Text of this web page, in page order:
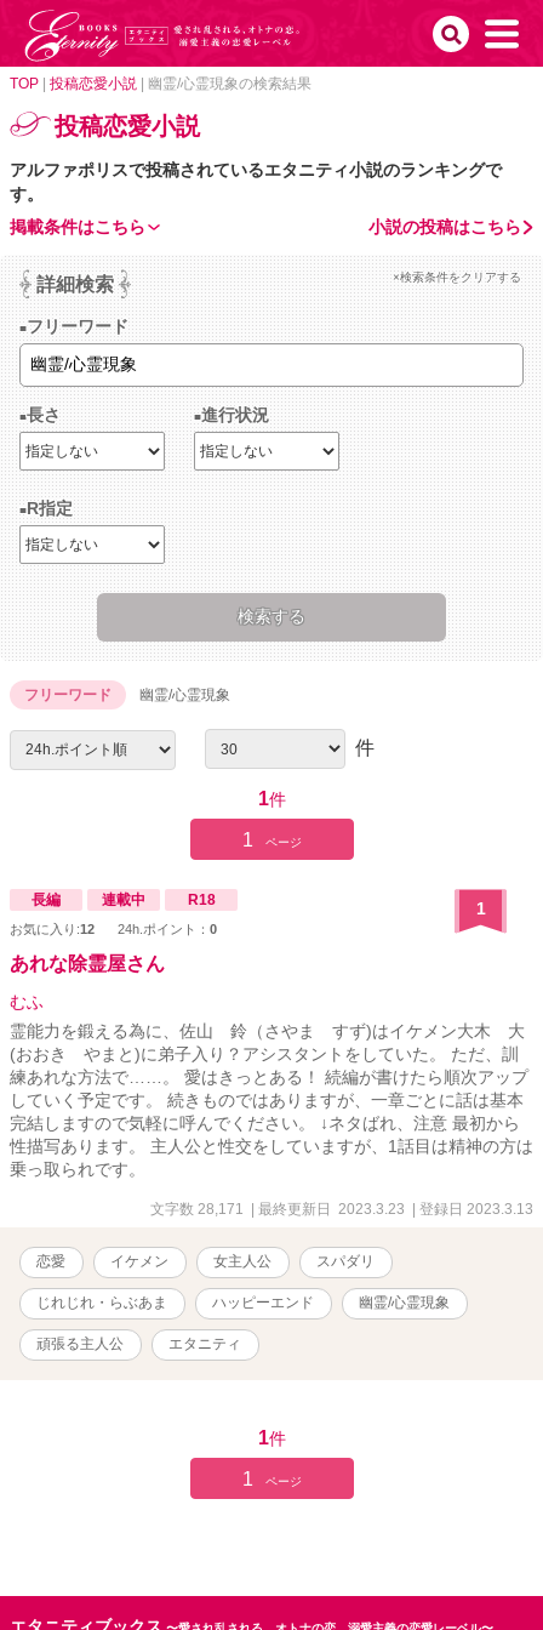
TOP 投稿恋愛小説 幽霊/心霊現象の検索結果
投稿恋愛小説
アルファポリスで投稿されているエタニティ小説のランキングで
す。
小説の投稿はこちら
掲載条件はこちら
詳細検索 ×検索条件をクリアする
フリーワード
長さ 進行状況
R指定
フリーワード 幽霊/心霊現象
件
1件
1 ページ
長編 連載中 R18
お気に入り:12 24h.ポイント： 0
1
あれな除霊屋さん
むふ
霊能力を鍛える為に、佐山 鈴（さやま すず)はイケメン大木 大
(おおき やまと)に弟子入り？アシスタントをしていた。 ただ、訓
練あれな方法で……。 愛はきっとある！ 続編が書けたら順次アップ
していく予定です。 続きものではありますが、一章ごとに話は基本
完結しますので気軽に呼んでください。 ↓ネタばれ、注意 最初から
性描写あります。 主人公と性交をしていますが、1話目は精神の方は
乗っ取られです。
文字数 28,171 | 最終更新日 2023.3.23 | 登録日 2023.3.13
恋愛 イケメン 女主人公 スパダリ
じれじれ・らぶあま ハッピーエンド 幽霊/心霊現象
頑張る主人公 エタニティ
1件
1 ページ